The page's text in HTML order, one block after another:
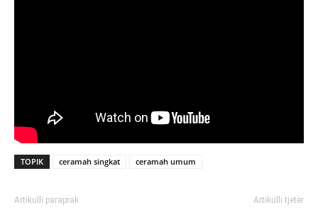
TOPIK ceramah singkat ceramah umum
Artikulli paraprak Artikulli tjetër